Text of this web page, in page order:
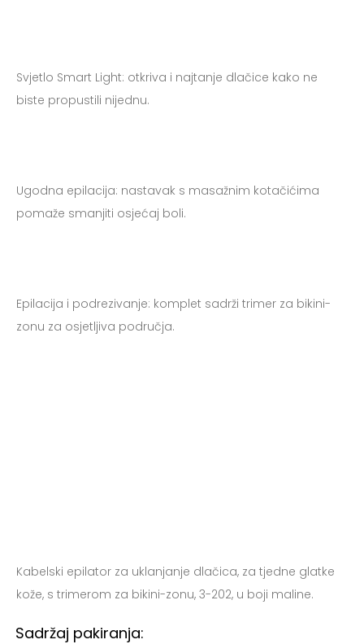
Proizvodi za njega
Priče
Registracija
Moj račun
Svjetlo Smart Light: otkriva i najtanje dlačice kako ne
biste propustili nijednu.
Ugodna epilacija: nastavak s masažnim kotačićima
pomaže smanjiti osjećaj boli.
Epilacija i podrezivanje: komplet sadrži trimer za bikini-
zonu za osjetljiva područja.
Kabelski epilator za uklanjanje dlačica, za tjedne glatke
kože, s trimerom za bikini-zonu, 3-202, u boji maline.
Sadržaj pakiranja: